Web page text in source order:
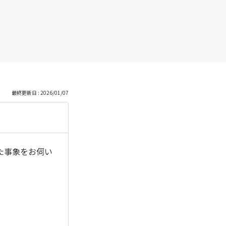
最終更新日 : 2026/01/07
事象をお伺い